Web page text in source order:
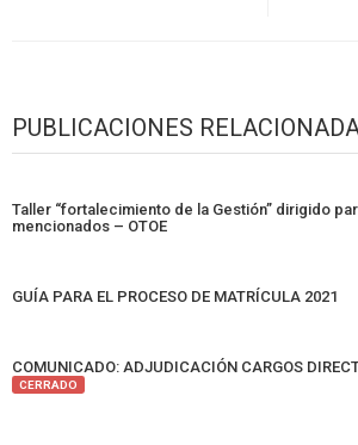
PUBLICACIONES
Taller “fortalecimiento de la Gestión” dirigido
mencionados – OTOE
GUÍA PARA EL PROCESO DE MATRÍCULA 2021
COMUNICADO: ADJUDICACIÓN CARGOS
CERRADO